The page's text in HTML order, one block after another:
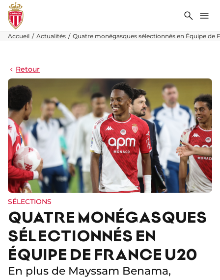
Accueil Actualités Quatre monégasques sélectionnés en Équipe de
Retour
SÉLECTIONS
QUATRE MONÉGASQUES
SÉLECTIONNÉS EN
ÉQUIPE DE FRANCE U20
En plus de Mayssam Benama,